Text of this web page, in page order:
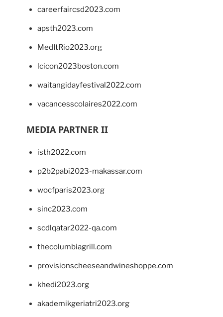
careerfaircsd2023.com
apsth2023.com
MedItRio2023.org
lcicon2023boston.com
waitangidayfestival2022.com
vacancesscolaires2022.com
MEDIA PARTNER II
isth2022.com
p2b2pabi2023-makassar.com
wocfparis2023.org
sinc2023.com
scdlqatar2022-qa.com
thecolumbiagrill.com
provisionscheeseandwineshoppe.com
khedi2023.org
akademikgeriatri2023.org